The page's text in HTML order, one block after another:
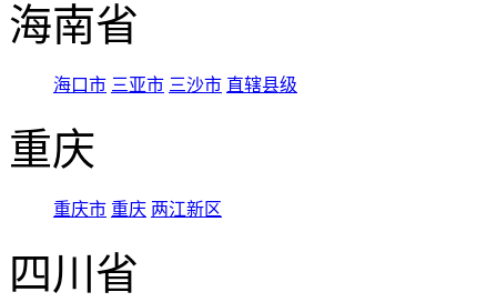
海南省
海口市 三亚市 三沙市 直辖县级
重庆
重庆市 重庆 两江新区
四川省